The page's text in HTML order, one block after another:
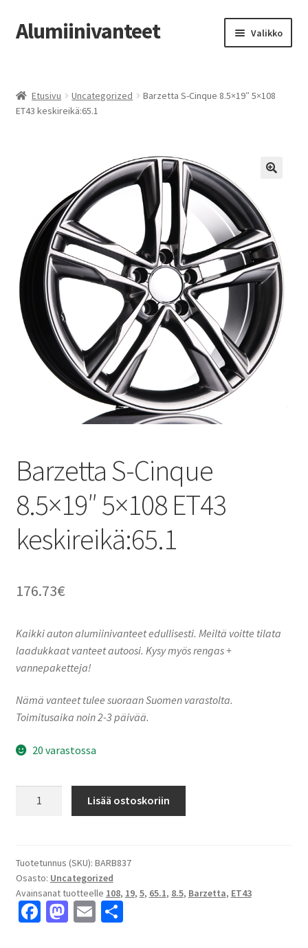
Siirry
navigointiin
Siirry
sisältöön
Alumiinivanteet Valikko
Kauppa
Vanteiden osto-opas
Auton renkaat
Yhteystiedot
Etusivu Uncategorized
Barzetta S-Cinque 8.5×19″ 5×108
ET43 keskireikä:65.1
Barzetta S-Cinque
8.5×19″ 5×108 ET43
keskireikä:65.1
176.73€
Kaikki auton alumiinivanteet edullisesti. Meiltä voitte tilata
laadukkaat vanteet autoosi. Kysy myös rengas +
vannepaketteja!
Nämä vanteet tulee suoraan Suomen varastolta.
Toimitusaika noin 2-3 päivää.
20 varastossa
5x108
ET43
keskireikä:65.1
määrä
Lisää ostoskoriin
Tuotetunnus (SKU): BARB837
Osasto: Uncategorized
Avainsanat tuotteelle 108, 19, 5, 65.1, 8.5, Barzetta, ET43
Fa M E S